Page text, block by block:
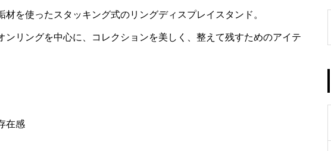
を使ったスタッキング式のリングディスプレイスタンド。
ンリングを中心に、コレクションを美しく、整えて残すためのアイテ
在感